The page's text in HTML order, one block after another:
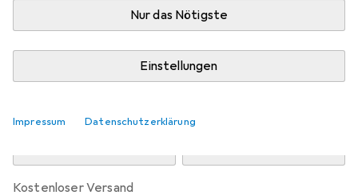
Nur das Nötigste
Einstellungen
Impressum Datenschutzerklärung
Lieferort angeben für genaue Lieferzeit
FR
kostenloser Versand